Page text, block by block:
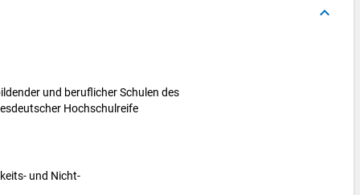
keyboard_arrow_up
und beruflicher Schulen des
Hochschulreife
und Nicht-